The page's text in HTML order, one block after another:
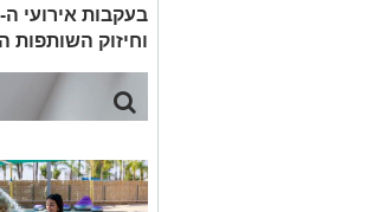
וחיזוק השותפות